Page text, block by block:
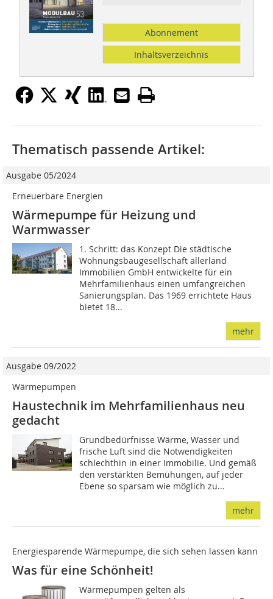
Abonnement
Inhaltsverzeichnis
Thematisch passende Artikel:
Ausgabe 05/2024
Erneuerbare Energien
Wärmepumpe für Heizung und
Warmwasser
1. Schritt: das Konzept Die städtische
Wohnungsbaugesellschaft allerland
Immobilien GmbH entwickelte für ein
Mehrfamilienhaus einen umfangreichen
Sanierungsplan. Das 1969 errichtete Haus
bietet 18...
mehr
Ausgabe 09/2022
Wärmepumpen
Haustechnik im Mehrfamilienhaus neu
gedacht
Grundbedürfnisse Wärme, Wasser und
frische Luft sind die Notwendigkeiten
schlechthin in einer Immobilie. Und gemäß
den verstärkten Bemühungen, auf jeder
Ebene so sparsam wie möglich zu...
mehr
Energiesparende Wärmepumpe, die sich sehen lassen kann
Was für eine Schönheit!
Wärmepumpen gelten als